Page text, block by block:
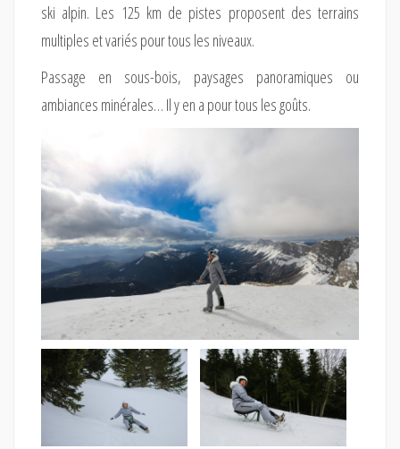
ski alpin. Les 125 km de pistes proposent des terrains
multiples et variés pour tous les niveaux.
Passage en sous-bois, paysages panoramiques ou
ambiances minérales… Il y en a pour tous les goûts.